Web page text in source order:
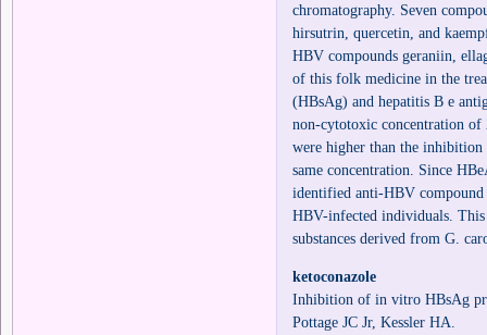
chromatography. Seven
hirsutrin, quercetin, and
HBV compounds geraniin,
of this folk medicine in the
(HBsAg) and hepatitis B e
non-cytotoxic concentration
were higher than the
same concentration. Since
identified anti-HBV compound
HBV-infected individuals.
substances derived from G.
ketoconazole
Inhibition of in vitro HBsAg
Pottage JC Jr, Kessler HA.